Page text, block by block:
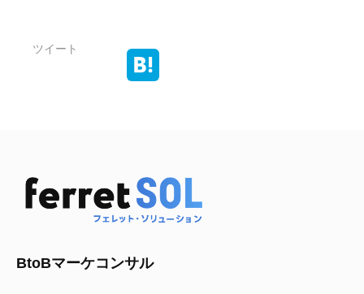
ツイート
BtoBマーケコンサル